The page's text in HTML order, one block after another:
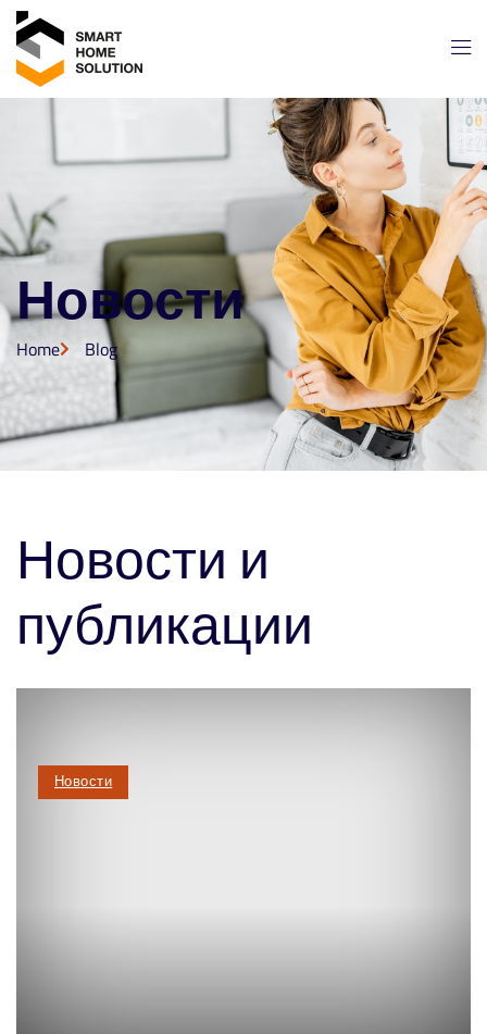
Новости
Home Blog
Новости и
публикации
Новости